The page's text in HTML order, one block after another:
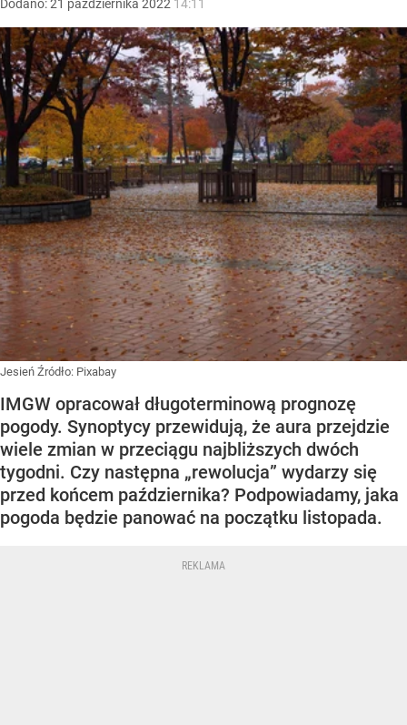
Dodano:21 października 2022 14:11
Jesień Źródło: Pixabay
IMGW opracował długoterminową prognozę
pogody. Synoptycy przewidują, że aura przejdzie
wiele zmian w przeciągu najbliższych dwóch
tygodni. Czy następna „rewolucja” wydarzy się
przed końcem października? Podpowiadamy, jaka
pogoda będzie panować na początku listopada.